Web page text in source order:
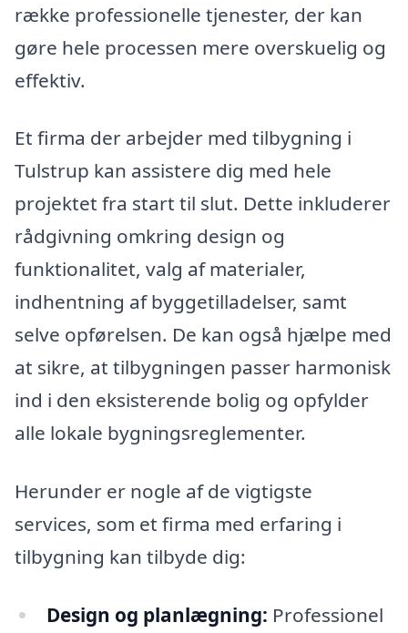
række professionelle tjenester, der kan
gøre hele processen mere overskuelig og
effektiv.
Et firma der arbejder med tilbygning i
Tulstrup kan assistere dig med hele
projektet fra start til slut. Dette inkluderer
rådgivning omkring design og
funktionalitet, valg af materialer,
indhentning af byggetilladelser, samt
selve opførelsen. De kan også hjælpe med
at sikre, at tilbygningen passer harmonisk
ind i den eksisterende bolig og opfylder
alle lokale bygningsreglementer.
Herunder er nogle af de vigtigste
services, som et firma med erfaring i
tilbygning kan tilbyde dig:
Design og planlægning: Professionel